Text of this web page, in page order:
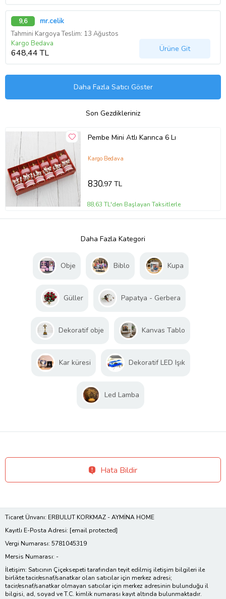
9,6 mr.celik
Tahmini Kargoya Teslim: 13 Ağustos
Kargo Bedava
648,44 TL Ürüne Git
Daha Fazla Satıcı Göster
Son Gezdikleriniz
Pembe Mini Atlı Karınca 6 Lı
Kargo Bedava
830,97 TL
88,63 TL'den Başlayan Taksitlerle
Daha Fazla Kategori
Obje Biblo Kupa
Güller Papatya - Gerbera
Dekoratif obje Kanvas Tablo
Kar küresi Dekoratif LED Işık
Led Lamba
Hata Bildir
Ticaret Ünvanı: ERBULUT KORKMAZ - AYMİNA HOME
Kayıtlı E-Posta Adresi: [email protected]
Vergi Numarası: 5781045319
Mersis Numarası: -
İletişim: Satıcının Çiçeksepeti tarafından teyit edilmiş iletişim bilgileri ile
birlikte tacir/esnaf/sanatkar olan satıcılar için merkez adresi;
tacir/esnaf/sanatkar olmayan satıcılar için merkez adresinin bulunduğu il
bilgisi, ad, soyad ve T.C. kimlik numarası kayıt altında bulunmaktadır.